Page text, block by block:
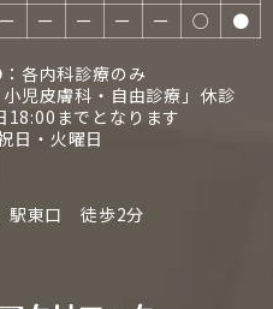
ー ー ー ー ー ○ ●
各内科診療のみ
児皮膚科・自由診療」休診
までとなります
日・火曜日
駅東口 徒歩2分